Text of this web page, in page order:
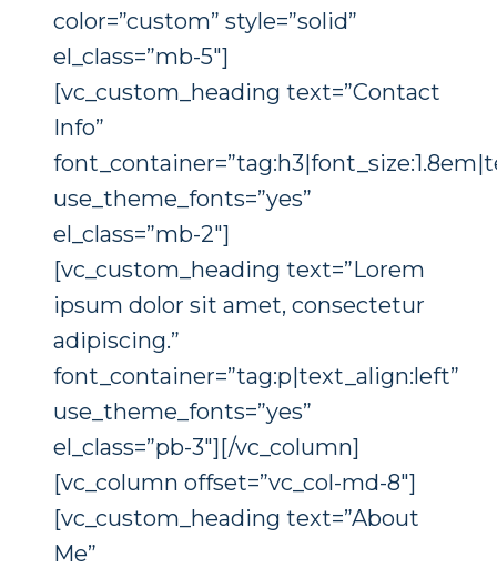
color=”custom” style=”solid”
el_class=”mb-5″]
[vc_custom_heading text=”Contact
Info”
use_theme_fonts=”yes”
el_class=”mb-2″]
[vc_custom_heading text=”Lorem
ipsum dolor sit amet, consectetur
adipiscing.”
font_container=”tag:p|text_align:left”
use_theme_fonts=”yes”
el_class=”pb-3″][/vc_column]
[vc_column offset=”vc_col-md-8″]
[vc_custom_heading text=”About
Me”
Konieczne
Te pliki cookie
nie są